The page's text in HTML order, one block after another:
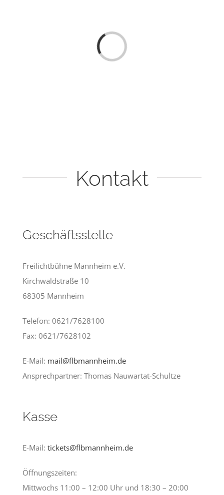
Laden...
Kontakt
Geschäftsstelle
Freilichtbühne Mannheim e.V.
Kirchwaldstraße 10
68305 Mannheim
Telefon: 0621/7628100
Fax: 0621/7628102
E-Mail: mail@flbmannheim.de
Ansprechpartner: Thomas Nauwartat-Schultze
Kasse
E-Mail: tickets@flbmannheim.de
Öffnungszeiten:
Mittwochs 11:00 – 12:00 Uhr und 18:30 – 20:00